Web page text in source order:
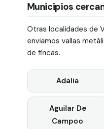
Municipios
Otras localidades de
enviamos vallas
de fincas.
Adalia
Aguilar De
Campoo